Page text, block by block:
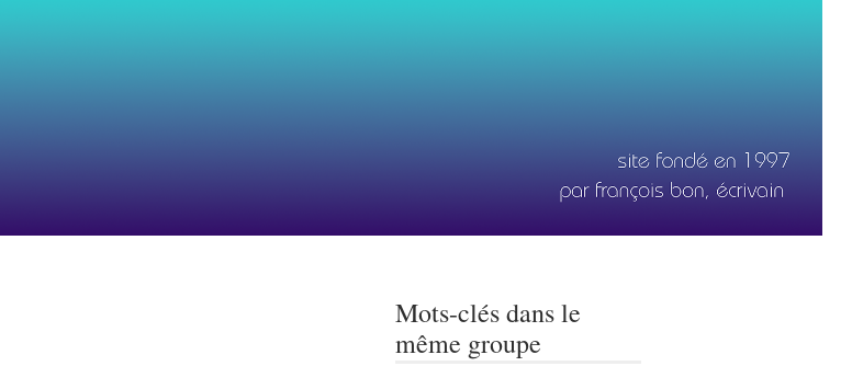
Mots-clés dans le
même groupe